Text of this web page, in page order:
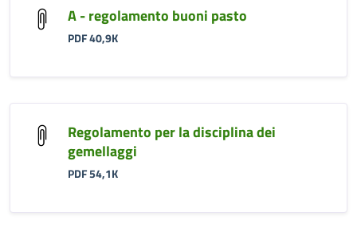
A - regolamento buoni pasto
PDF 40,9K
Regolamento per la disciplina dei
gemellaggi
PDF 54,1K